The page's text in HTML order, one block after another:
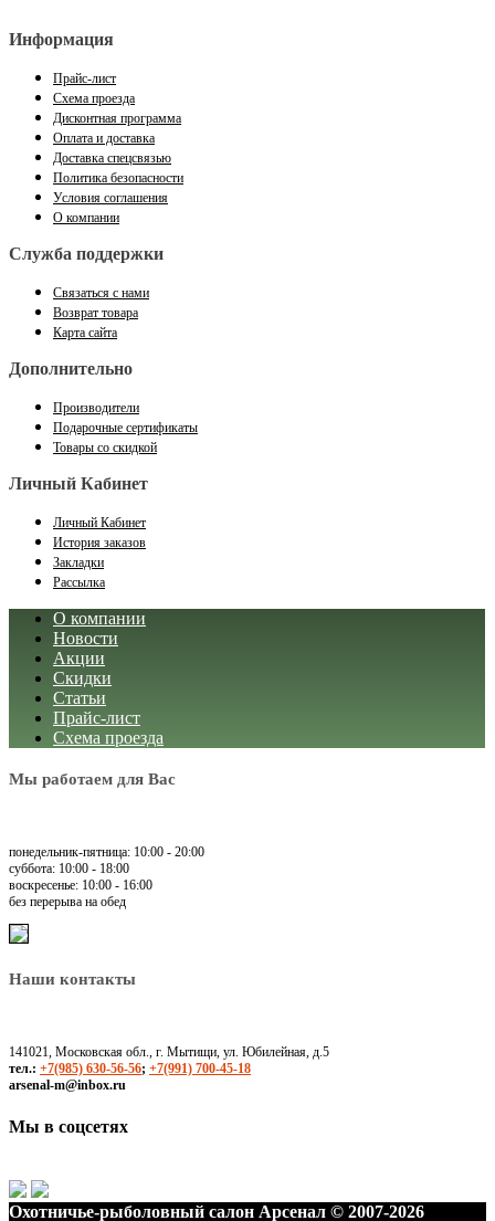
Информация
Прайс-лист
Схема проезда
Дисконтная программа
Оплата и доставка
Доставка спецсвязью
Политика безопасности
Условия соглашения
О компании
Служба поддержки
Связаться с нами
Возврат товара
Карта сайта
Дополнительно
Производители
Подарочные сертификаты
Товары со скидкой
Личный Кабинет
Личный Кабинет
История заказов
Закладки
Рассылка
О компании
Новости
Акции
Скидки
Статьи
Прайс-лист
Схема проезда
Мы работаем для Вас
понедельник-пятница: 10:00 - 20:00
суббота: 10:00 - 18:00
воскресенье: 10:00 - 16:00
без перерыва на обед
Наши контакты
141021, Московская обл., г. Мытищи, ул. Юбилейная, д.5
тел.: +7(985) 630-56-56; +7(991) 700-45-18
arsenal-m@inbox.ru
Мы в соцсетях
Охотничье-рыболовный салон Арсенал © 2007-2026